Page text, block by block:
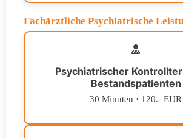
Fachärztliche Psychiatrische
Psychiatrischer
Bestandspatienten
30 Minuten · 120.- EUR